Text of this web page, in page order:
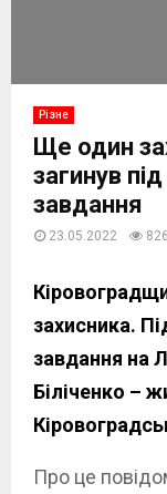
Різне
Ще один
загинув
завдання
23.05.2022 826
захисника.
завдання на
Біліченко –
Про це